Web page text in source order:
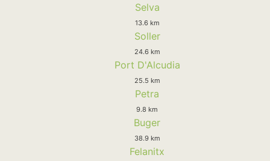
Selva
13.6 km
Soller
24.6 km
Port D'Alcudia
25.5 km
Petra
9.8 km
Buger
38.9 km
Felanitx